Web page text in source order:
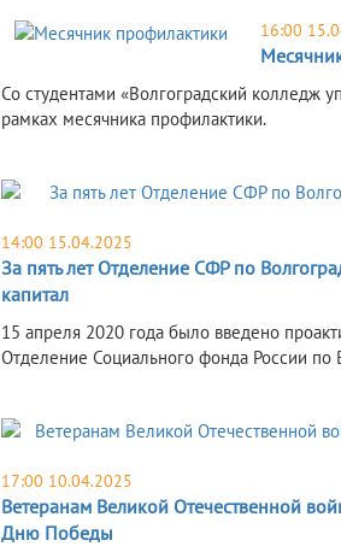
16:00
Со студентами «Волгоградский колледж
рамках месячника профилактики.
14:00 15.04.2025
За пять лет Отделение СФР по
капитал
15 апреля 2020 года было введено
Отделение Социального фонда России по
17:00 10.04.2025
Ветеранам Великой Отечественной
Дню Победы